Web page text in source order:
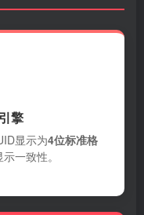
擎
显示为4位标准格
一致性。